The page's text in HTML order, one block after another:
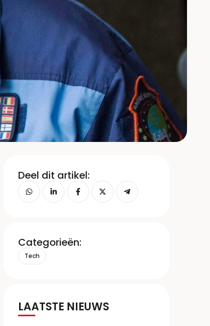
Deel dit artikel:
Categorieën:
Tech
LAATSTE NIEUWS